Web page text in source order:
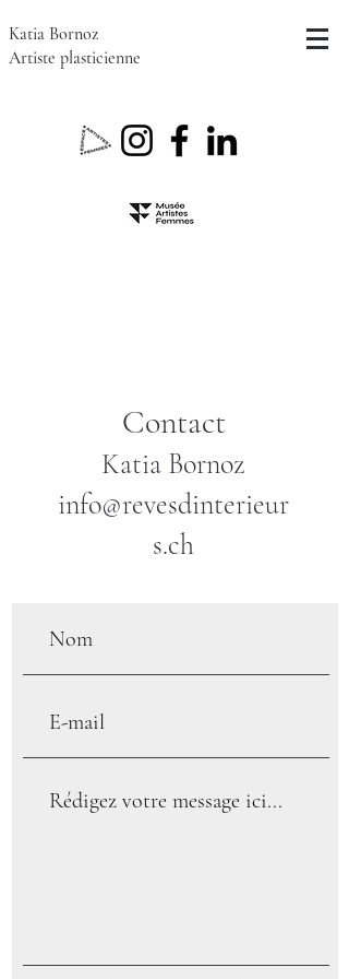
Katia Bornoz
Artiste plasticienne
Contact
Katia Bornoz
info@revesdinterieur
s.ch